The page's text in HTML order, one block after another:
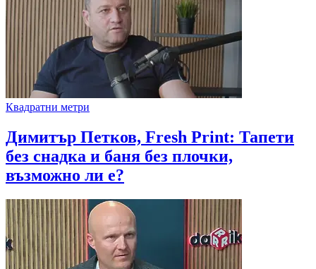
Квадратни метри
Димитър Петков, Fresh Print: Тапети
без снадка и баня без плочки,
възможно ли е?